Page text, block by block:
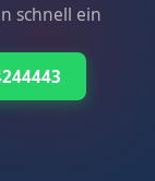
schnell ein